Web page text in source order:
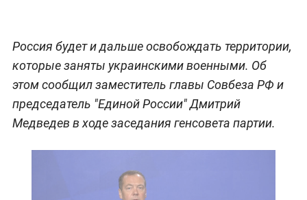
Россия будет и дальше освобождать территории,
которые заняты украинскими военными. Об
этом сообщил заместитель главы Совбеза РФ и
председатель "Единой России" Дмитрий
Медведев в ходе заседания генсовета партии.